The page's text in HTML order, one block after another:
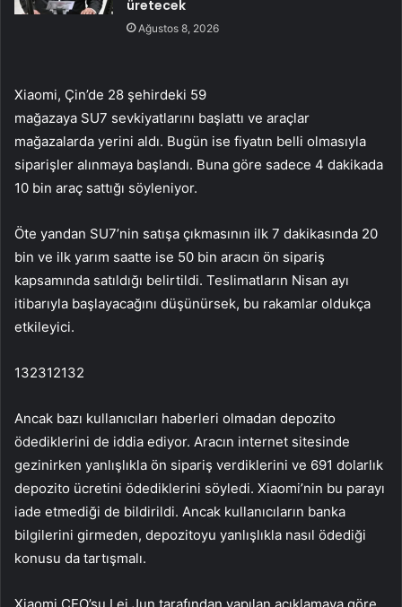
üretecek
Ağustos 8, 2026
Xiaomi, Çin’de 28 şehirdeki 59
mağazaya SU7 sevkiyatlarını başlattı ve araçlar
mağazalarda yerini aldı. Bugün ise fiyatın belli olmasıyla
siparişler alınmaya başlandı. Buna göre sadece 4 dakikada
10 bin araç sattığı söyleniyor.
Öte yandan SU7’nin satışa çıkmasının ilk 7 dakikasında 20
bin ve ilk yarım saatte ise 50 bin aracın ön sipariş
kapsamında satıldığı belirtildi. Teslimatların Nisan ayı
itibarıyla başlayacağını düşünürsek, bu rakamlar oldukça
etkileyici.
132312132
Ancak bazı kullanıcıları haberleri olmadan depozito
ödediklerini de iddia ediyor. Aracın internet sitesinde
gezinirken yanlışlıkla ön sipariş verdiklerini ve 691 dolarlık
depozito ücretini ödediklerini söyledi. Xiaomi’nin bu parayı
iade etmediği de bildirildi. Ancak kullanıcıların banka
bilgilerini girmeden, depozitoyu yanlışlıkla nasıl ödediği
konusu da tartışmalı.